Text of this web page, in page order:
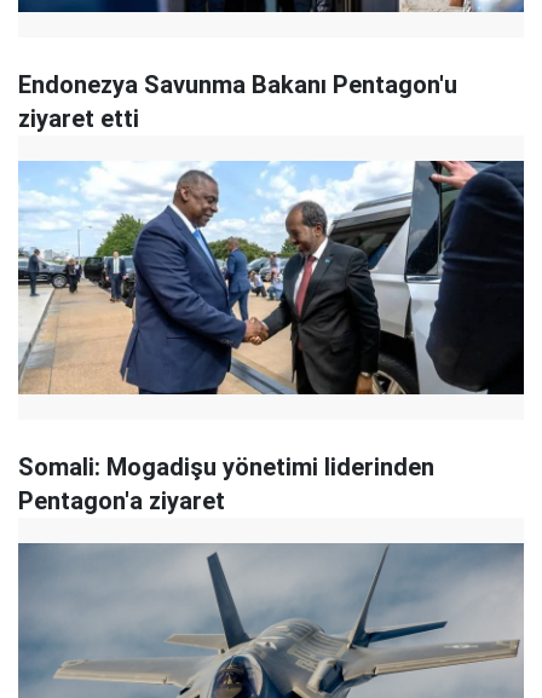
Endonezya Savunma Bakanı Pentagon'u
ziyaret etti
Somali: Mogadişu yönetimi liderinden
Pentagon'a ziyaret